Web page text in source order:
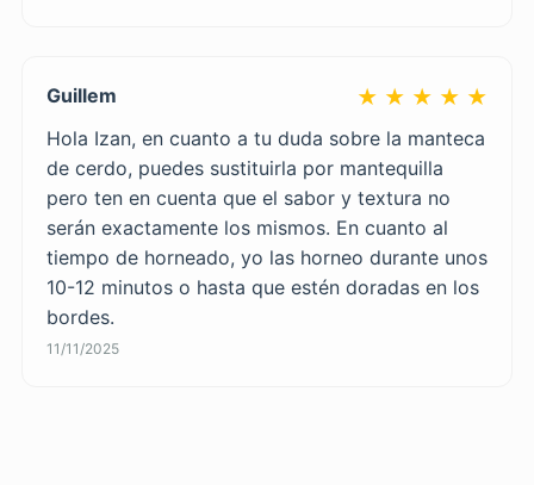
Guillem ★ ★ ★ ★ ★
Hola Izan, en cuanto a tu duda sobre la manteca
de cerdo, puedes sustituirla por mantequilla
pero ten en cuenta que el sabor y textura no
serán exactamente los mismos. En cuanto al
tiempo de horneado, yo las horneo durante unos
10-12 minutos o hasta que estén doradas en los
bordes.
11/11/2025